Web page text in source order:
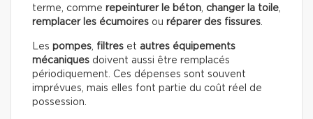
terme, comme repeinturer le béton changer la toile
remplacer les écumoires ou réparer des fissures
Les pompes filtres et autres équipements
mécaniques doivent aussi être remplacés
périodiquement. Ces dépenses sont souvent
imprévues, mais elles font partie du coût réel de
possession.